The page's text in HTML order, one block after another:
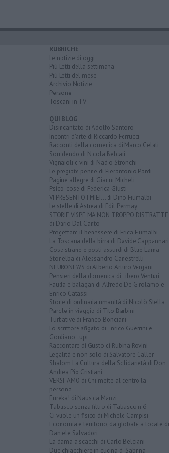
RUBRICHE
Le notizie di oggi
Più Letti della settimana
Più Letti del mese
Archivio Notizie
Persone
Toscani in TV
QUI BLOG
Disincantato di Adolfo Santoro
Incontri d'arte di Riccardo Ferrucci
Racconti della domenica di Marco Celati
Sorridendo di Nicola Belcari
Vignaioli e vini di Nadio Stronchi
Le pregiate penne di Pierantonio Pardi
Pagine allegre di Gianni Micheli
Psico-cose di Federica Giusti
VI PRESENTO I MIEI... di Dino Fiumalbi
Le stelle di Astrea di Edit Permay
STORIE VISPE MA NON TROPPO DISTRATTE
di Dario Dal Canto
Progettare il benessere di Erica Fiumalbi
La Toscana della birra di Davide Cappannari
Cose strane e posti assurdi di Blue Lama
Storielba di Alessandro Canestrelli
NEURONEWS di Alberto Arturo Vergani
Pensieri della domenica di Libero Venturi
Fauda e balagan di Alfredo De Girolamo e
Enrico Catassi
Storie di ordinaria umanità di Nicolò Stella
Parole in viaggio di Tito Barbini
Turbative di Franco Bonciani
Lo scrittore sfigato di Enrico Guerrini e
Gordiano Lupi
Raccontare di Gusto di Rubina Rovini
Legalità e non solo di Salvatore Calleri
Shalom La Cultura della Solidarietà di Don
Andrea Pio Cristiani
VERSI-AMO di Chi mette al centro la
persona
Eureka! di Nausica Manzi
Tabasco senza filtro di Tabasco n.6
Ci vuole un fisico di Michele Campisi
Economia e territorio, da globale a locale di
Daniele Salvadori
La dama a scacchi di Carlo Belciani
Due chiacchiere in cucina di Sabrina